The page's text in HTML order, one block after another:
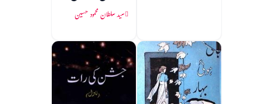
سید سلطان محمود حسین